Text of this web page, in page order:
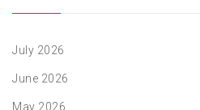
July 2026
June 2026
May 2026